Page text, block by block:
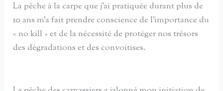
La pêche à la carpe que j’ai pratiquée durant plus de
10 ans m’a fait prendre conscience de l’importance du
« no kill » et de la nécessité de protéger nos trésors
des dégradations et des convoitises.